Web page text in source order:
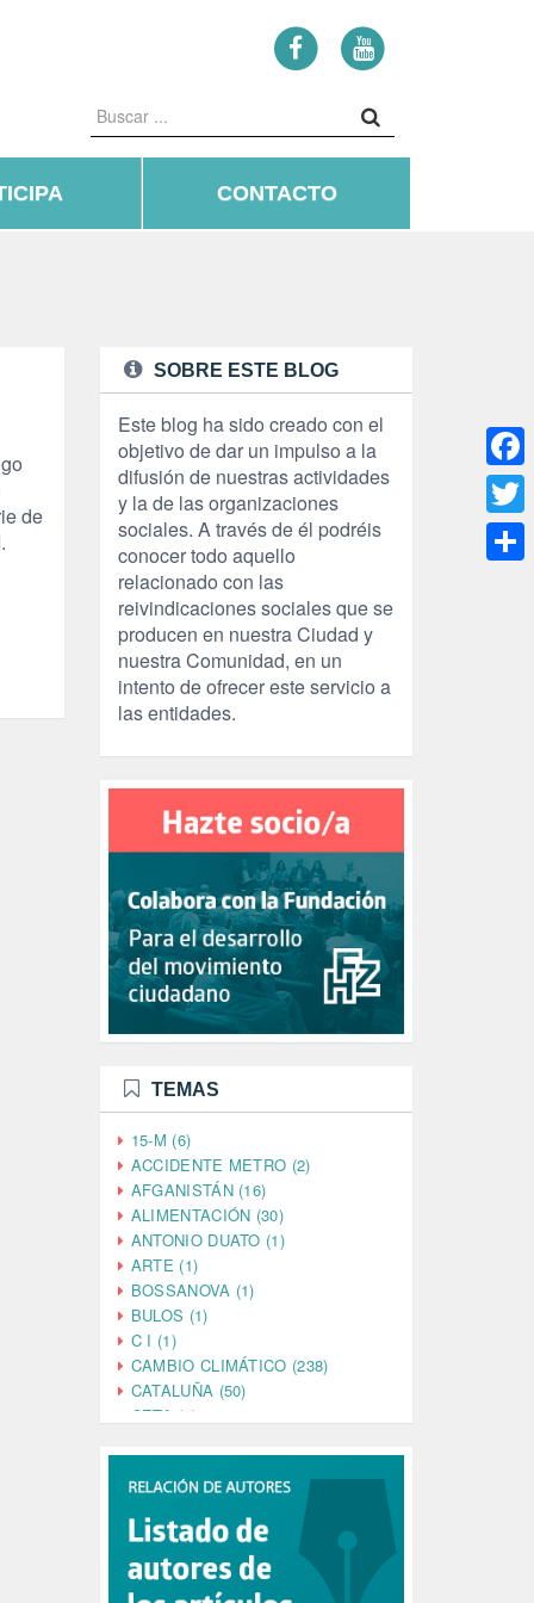
CONTACTO
de
SOBRE ESTE BLOG
Este blog ha sido creado con el
objetivo de dar un impulso a la
difusión de nuestras actividades
y la de las organizaciones
sociales. A través de él podréis
conocer todo aquello
relacionado con las
reivindicaciones sociales que se
producen en nuestra Ciudad y
nuestra Comunidad, en un
intento de ofrecer este servicio a
las entidades.
TEMAS
15-M (6)
ACCIDENTE METRO (2)
AFGANISTÁN (16)
ALIMENTACIÓN (30)
ANTONIO DUATO (1)
ARTE (1)
BOSSANOVA (1)
BULOS (1)
C I (1)
CAMBIO CLIMÁTICO (238)
CATALUÑA (50)
CETA (2)
CINE (35)
CIUDADANÍA (633)
COMPROMISO (2)
CONFERENCIA (1)
CONSUMO (1)